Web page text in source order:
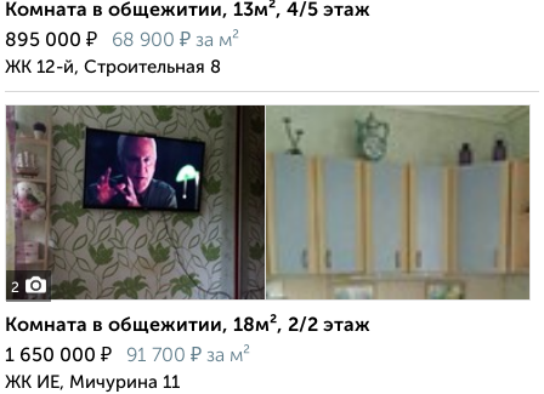
Комната в общежитии, 13м², 4/5 этаж
895 000 ₽ 68 900 ₽ за м²
ЖК 12-й, Строительная 8
2
Комната в общежитии, 18м², 2/2 этаж
1 650 000 ₽ 91 700 ₽ за м²
ЖК ИЕ, Мичурина 11